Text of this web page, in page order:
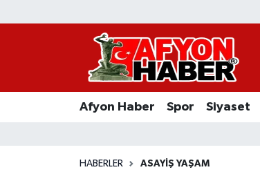
Afyon Haber Spor Siyaset
HABERLER ASAYIŞ YAŞAM
Afyon Haber
Asayiş Yaşam